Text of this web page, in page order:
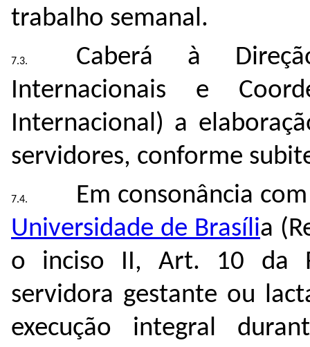
trabalho semanal.
Caberá à
Internacionais e
Internacional) a
servidores, conforme
Em consonância
Universidade de Brasília
o inciso II, Art. 10 da
servidora gestante ou
execução integral